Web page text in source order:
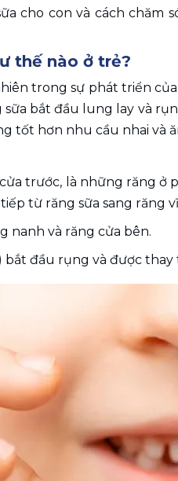
cho con và cách chăm
thế nào ở trẻ?
trong sự phát triển
bắt đầu lung lay và
tốt hơn nhu cầu nhai và
trước, là những răng ở
từ răng sữa sang răng
nanh và răng cửa bên.
bắt đầu rụng và được